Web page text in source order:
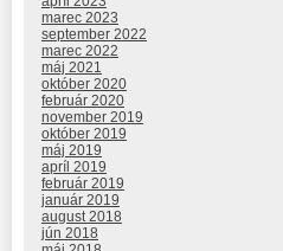
marec 2023
september 2022
marec 2022
máj 2021
október 2020
február 2020
november 2019
október 2019
máj 2019
apríl 2019
február 2019
január 2019
august 2018
jún 2018